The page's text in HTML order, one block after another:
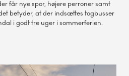
får nye spor, højere perroner samt
betyder, at der indsættes togbusser
i godt tre uger i sommerferien.